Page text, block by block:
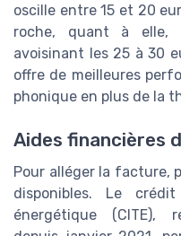
oscille entre 15 et 20
roche, quant à elle,
avoisinant les 25 à 30
offre de meilleures
phonique en plus de la
Aides financières
Pour alléger la facture,
disponibles. Le
énergétique (CITE),